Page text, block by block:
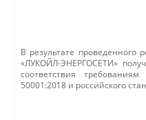
В результате проведенного
«ЛУКОЙЛ-ЭНЕРГОСЕТИ»
соответствия
50001:2018 и российского